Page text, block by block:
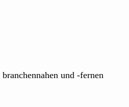
und -fernen